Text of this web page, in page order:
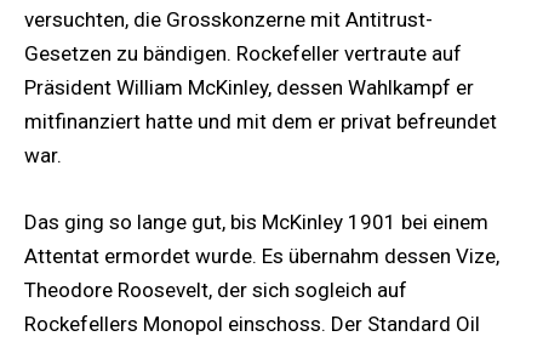
versuchten, die Grosskonzerne mit Antitrust-
Gesetzen zu bändigen. Rockefeller vertraute auf
Präsident William McKinley, dessen Wahlkampf er
mitfinanziert hatte und mit dem er privat befreundet
war.
Das ging so lange gut, bis McKinley 1901 bei einem
Attentat ermordet wurde. Es übernahm dessen Vize,
Theodore Roosevelt, der sich sogleich auf
Rockefellers Monopol einschoss. Der Standard Oil